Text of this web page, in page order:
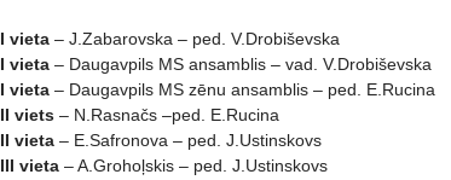
I vieta – J.Zabarovska – ped. V.Drobiševska
I vieta – Daugavpils MS ansamblis – vad. V.Drobiševska
I vieta – Daugavpils MS zēnu ansamblis – ped. E.Rucina
II viets – N.Rasnačs –ped. E.Rucina
II vieta – E.Safronova – ped. J.Ustinskovs
III vieta – A.Grohoļskis – ped. J.Ustinskovs